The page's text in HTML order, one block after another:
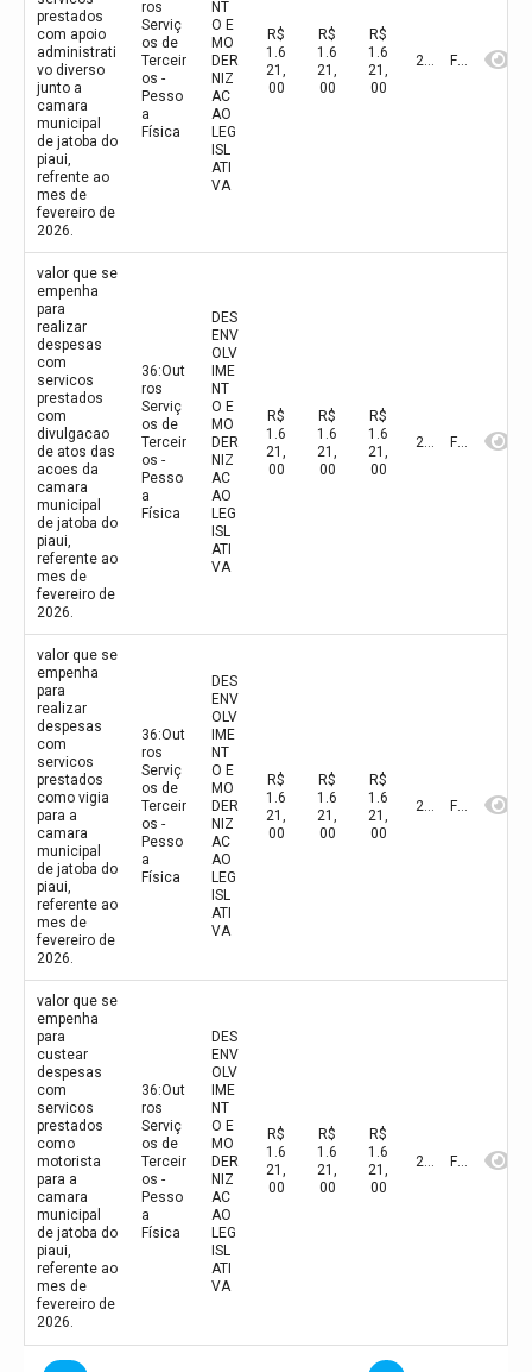
prestados
com apoio
administrati
vo diverso
junto a
camara
municipal
de jatoba do
piaui,
refrente ao
mes de
fevereiro de
2026.
ros
Serviç
os de
Terceir
os -
Pesso
a
Física
NT
O E
MO
DER
NIZ
AC
AO
LEG
ISL
ATI
VA
R$
1.6
21,
00
R$
1.6
21,
00
R$
1.6
21,
00
2026 Fevereiro
valor que se
empenha
para
realizar
despesas
com
servicos
prestados
com
divulgacao
de atos das
acoes da
camara
municipal
de jatoba do
piaui,
referente ao
mes de
fevereiro de
2026.
36:Out
ros
Serviç
os de
Terceir
os -
Pesso
a
Física
DES
ENV
OLV
IME
NT
O E
MO
DER
NIZ
AC
AO
LEG
ISL
ATI
VA
R$
1.6
21,
00
R$
1.6
21,
00
R$
1.6
21,
00
2026 Fevereiro
valor que se
empenha
para
realizar
despesas
com
servicos
prestados
como vigia
para a
camara
municipal
de jatoba do
piaui,
referente ao
mes de
fevereiro de
2026.
36:Out
ros
Serviç
os de
Terceir
os -
Pesso
a
Física
DES
ENV
OLV
IME
NT
O E
MO
DER
NIZ
AC
AO
LEG
ISL
ATI
VA
R$
1.6
21,
00
R$
1.6
21,
00
R$
1.6
21,
00
2026 Fevereiro
valor que se
empenha
para
custear
despesas
com
servicos
prestados
como
motorista
para a
camara
municipal
de jatoba do
piaui,
referente ao
mes de
fevereiro de
2026.
36:Out
ros
Serviç
os de
Terceir
os -
Pesso
a
Física
DES
ENV
OLV
IME
NT
O E
MO
DER
NIZ
AC
AO
LEG
ISL
ATI
VA
R$
1.6
21,
00
R$
1.6
21,
00
R$
1.6
21,
00
2026 Fevereiro